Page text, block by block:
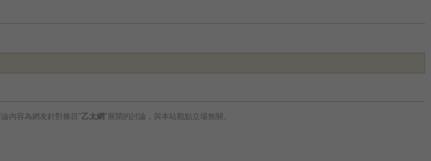
內容為網友針對條目"乙太網 "展開的討論，與本站觀點立場無關。